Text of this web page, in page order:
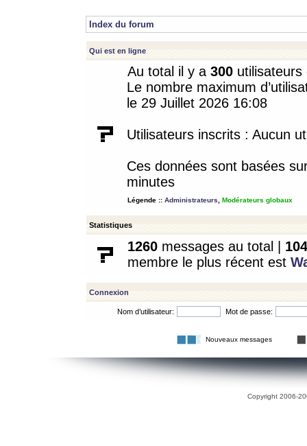
Index du forum
Qui est en ligne
Au total il y a 300
Le nombre maximum
le 29 Juillet 2026 16:08
Utilisateurs inscrits : Aucun
Ces données sont basées
minutes
Légende :: Administrateurs Modérateurs globaux
Statistiques
1260 messages au total | 104
membre le plus récent est
Connexion
Nom d’utilisateur: Mot de passe:
Nouveaux messages
Copyright 2006-